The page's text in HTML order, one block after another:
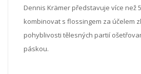
Dennis Krämer představuje více než
kombinovat s flossingem za účelem
pohyblivosti tělesných partií
páskou.